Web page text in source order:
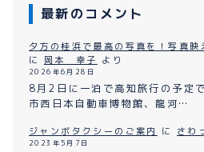
最新のコメント
夕方の桂浜で最高の写真を！写真
に 岡本 幸子 より
2026年6月28日
8月2日に一泊で高知旅行の予定
市西日本自動車博物館、龍河…
ジャンボタクシーのご案内 に さわ
2023年5月7日